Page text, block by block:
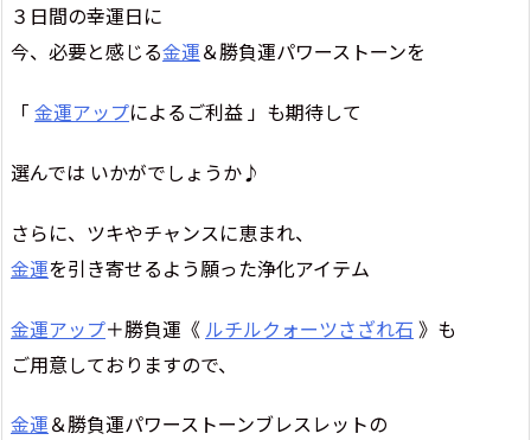
３日間の幸運日に
今、必要と感じる金運＆勝負運パワーストーンを
「 金運アップによるご利益 」も期待して
選んでは いかがでしょうか♪
さらに、ツキやチャンスに恵まれ、
金運を引き寄せるよう願った浄化アイテム
金運アップ＋勝負運《 ルチルクォーツさざれ石 》も
ご用意しておりますので、
金運＆勝負運パワーストーンブレスレットの